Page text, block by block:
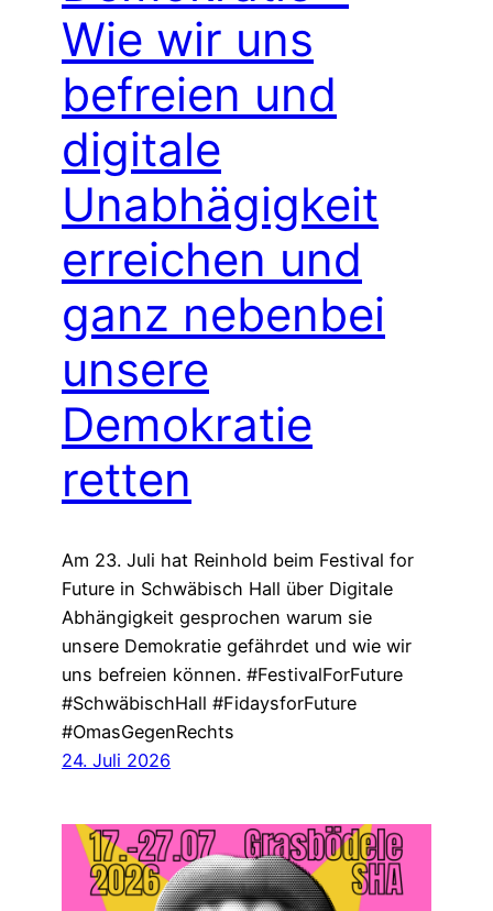
Wie wir uns
befreien und
digitale
Unabhägigkeit
erreichen und
ganz nebenbei
unsere
Demokratie
retten
Am 23. Juli hat Reinhold beim Festival for
Future in Schwäbisch Hall über Digitale
Abhängigkeit gesprochen warum sie
unsere Demokratie gefährdet und wie wir
uns befreien können. #FestivalForFuture
#SchwäbischHall #FidaysforFuture
#OmasGegenRechts
24. Juli 2026